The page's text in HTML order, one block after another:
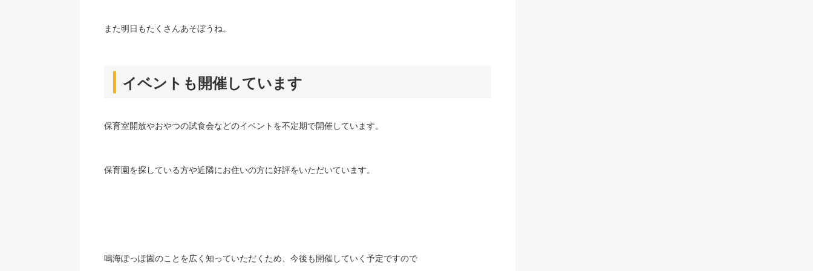
また明日もたくさんあそぼうね。
イベントも開催しています
保育室開放やおやつの試食会などのイベントを不定期で開催しています。
保育園を探している方や近隣にお住いの方に好評をいただいています。
鳴海ぽっぽ園のことを広く知っていただくため、今後も開催していく予定ですので